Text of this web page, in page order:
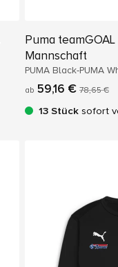
Puma
Mannschaft
PUMA Black-PUMA
ab 59,16 € 78,65 €
13 Stück sofort